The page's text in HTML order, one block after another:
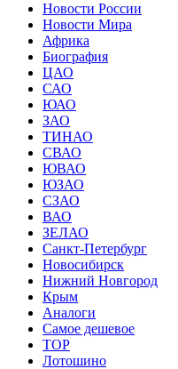
Новости России
Новости Мира
Африка
Биография
ЦАО
САО
ЮАО
ЗАО
ТИНАО
СВАО
ЮВАО
ЮЗАО
СЗАО
ВАО
ЗЕЛАО
Санкт-Петербург
Новосибирск
Нижний Новгород
Крым
Аналоги
Самое дешевое
TOP
Лотошино